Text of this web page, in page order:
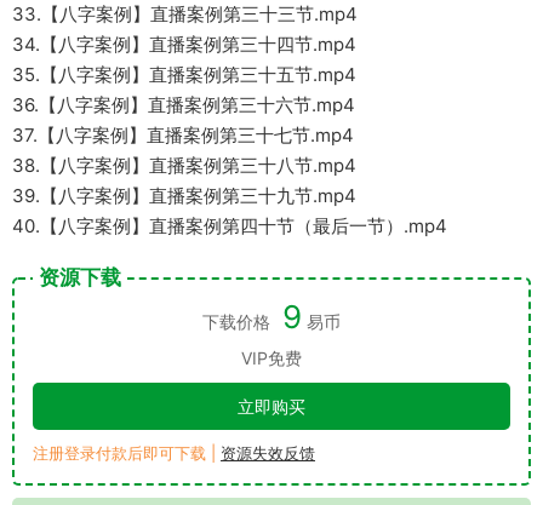
33.【八字案例】直播案例第三十三节.mp4
34.【八字案例】直播案例第三十四节.mp4
35.【八字案例】直播案例第三十五节.mp4
36.【八字案例】直播案例第三十六节.mp4
37.【八字案例】直播案例第三十七节.mp4
38.【八字案例】直播案例第三十八节.mp4
39.【八字案例】直播案例第三十九节.mp4
40.【八字案例】直播案例第四十节（最后一节）.mp4
资源下载
下载价格 9 易币
VIP免费
立即购买
注册登录付款后即可下载 | 资源失效反馈